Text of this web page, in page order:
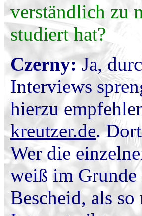
verständlich zu
studiert hat?
Czerny:Ja,
Interviews
hierzu
kreutzer.de.
Wer die
weiß im Grunde
Bescheid, als